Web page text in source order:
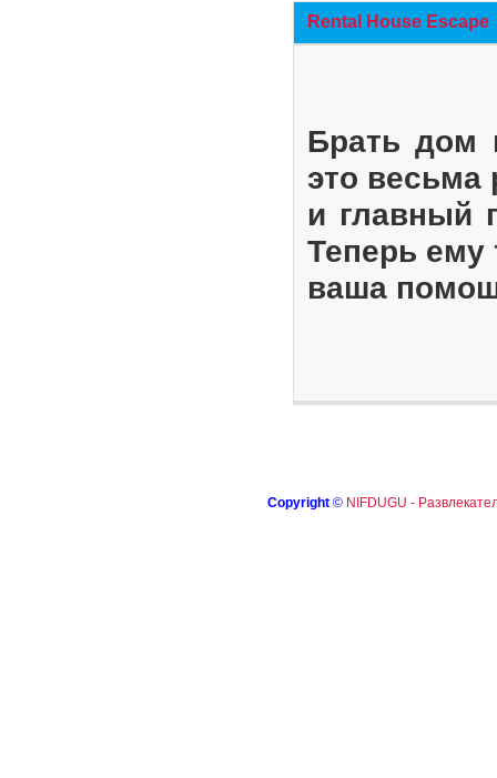
Rental House Escape
Брать дом
это весьма
и главный
Теперь ему
ваша
Copyright © NIFDUGU -